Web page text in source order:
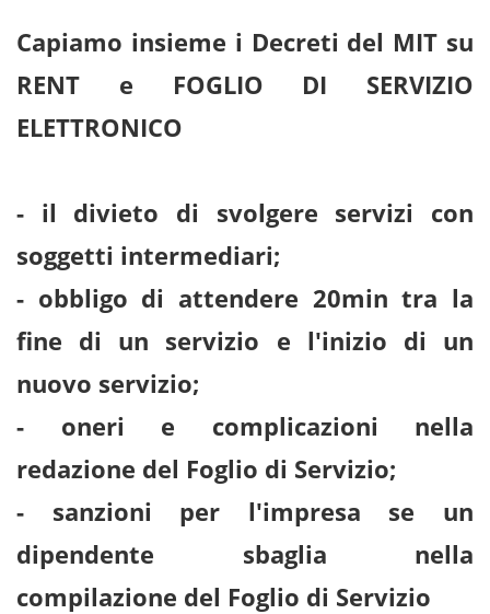
Capiamo insieme i Decreti del MIT su
RENT e FOGLIO DI SERVIZIO
ELETTRONICO
- il divieto di svolgere servizi con
soggetti intermediari;
- obbligo di attendere 20min tra la
fine di un servizio e l'inizio di un
nuovo servizio;
- oneri e complicazioni nella
redazione del Foglio di Servizio;
- sanzioni per l'impresa se un
dipendente sbaglia nella
compilazione del Foglio di Servizio